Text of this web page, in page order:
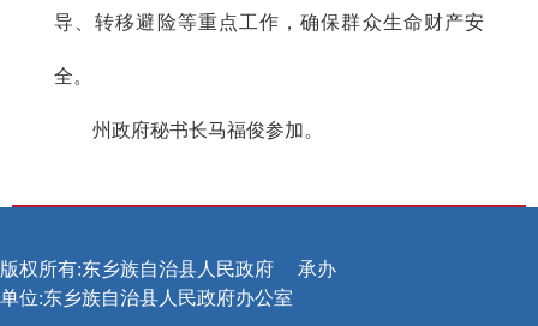
导、转移避险等重点工作，确保群众生命财产安
全。
州政府秘书长马福俊参加。
版权所有:东乡族自治县人民政府
承办
单位:东乡族自治县人民政府办公室